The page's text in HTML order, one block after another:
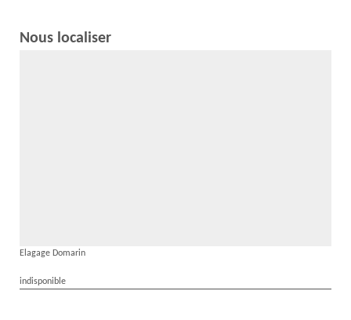
Nous localiser
Elagage Domarin
indisponible